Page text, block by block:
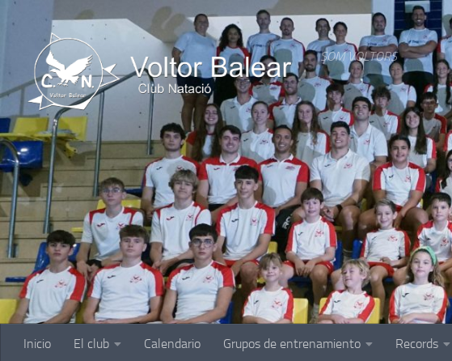
Saltar al contenido
SOM VOLTORS
Inicio El club Calendario Grupos de entrenamiento Records